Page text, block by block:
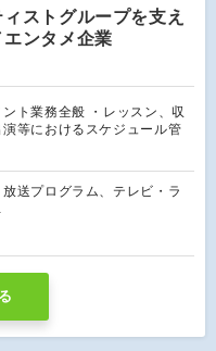
ストグループを支え
ンタメ企業
ト業務全般 ・レッスン、収
等におけるスケジュール管
送プログラム、テレビ・ラ